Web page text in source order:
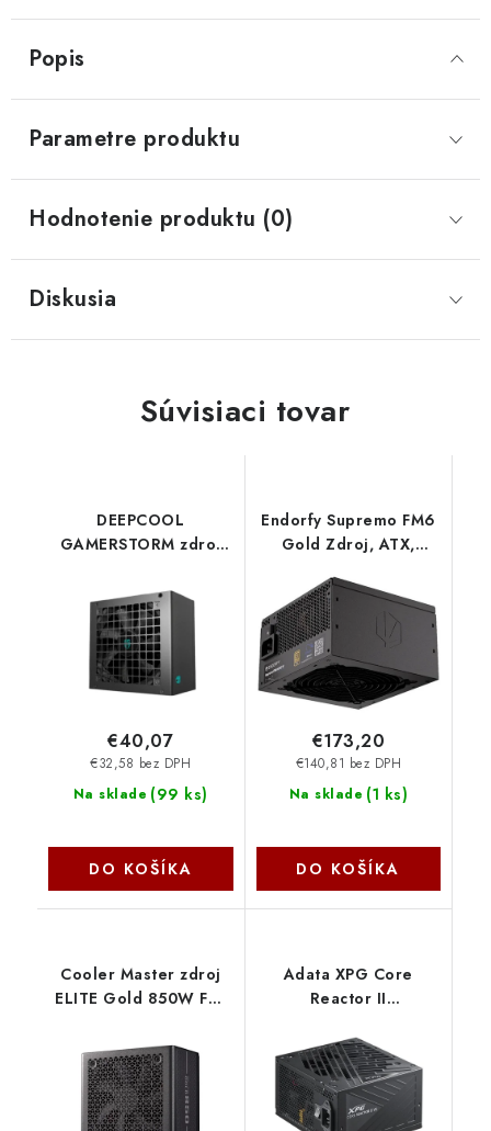
Popis
Parametre produktu
Hodnotenie produktu (0)
Diskusia
Súvisiaci tovar
DEEPCOOL
GAMERSTORM zdroj
80+ Bronze, černá R-
PF550X-HD0B-JGEU
Deepcool
Na sklade (99 ks)
€32,58 bez DPH
€40,07
DO KOŠÍKA
Endorfy Supremo FM6
Gold Zdroj, ATX,
120mm ventilátor,
odpojitelné kabely,
80PLUS Gold EY7A011
Na sklade (1 ks)
€140,81 bez DPH
€173,20
DO KOŠÍKA
Cooler Master zdroj
ELITE Gold 850W FM,
modulární, 80 Plus
Gold, ATX 3.1 MPX-
8505-AFAG-BEU
CoolerMaster
Adata XPG Core
Reactor II
Gold/Modular/Retail
COREREACTORIIVE850G-
BKCEU ADATA